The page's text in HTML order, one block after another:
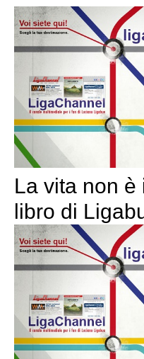
La vita non è
libro di